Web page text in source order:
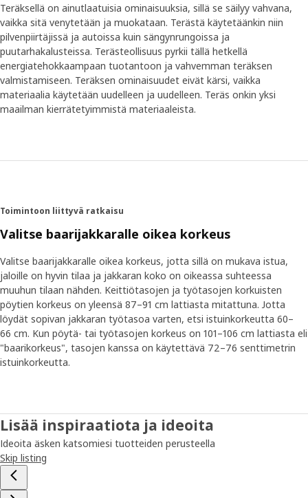
Teräksellä on ainutlaatuisia ominaisuuksia, sillä se säilyy vahvana,
vaikka sitä venytetään ja muokataan. Terästä käytetäänkin niin
pilvenpiirtäjissä ja autoissa kuin sängynrungoissa ja
puutarhakalusteissa. Terästeollisuus pyrkii tällä hetkellä
energiatehokkaampaan tuotantoon ja vahvemman teräksen
valmistamiseen. Teräksen ominaisuudet eivät kärsi, vaikka
materiaalia käytetään uudelleen ja uudelleen. Teräs onkin yksi
maailman kierrätetyimmistä materiaaleista.
Toimintoon liittyvä ratkaisu
Valitse baarijakkaralle oikea korkeus
Valitse baarijakkaralle oikea korkeus, jotta sillä on mukava istua,
jaloille on hyvin tilaa ja jakkaran koko on oikeassa suhteessa
muuhun tilaan nähden. Keittiötasojen ja työtasojen korkuisten
pöytien korkeus on yleensä 87–91 cm lattiasta mitattuna. Jotta
löydät sopivan jakkaran työtasoa varten, etsi istuinkorkeutta 60–
66 cm. Kun pöytä- tai työtasojen korkeus on 101–106 cm lattiasta eli
"baarikorkeus", tasojen kanssa on käytettävä 72–76 senttimetrin
istuinkorkeutta.
Lisää inspiraatiota ja ideoita
Ideoita äsken katsomiesi tuotteiden perusteella
Skip listing